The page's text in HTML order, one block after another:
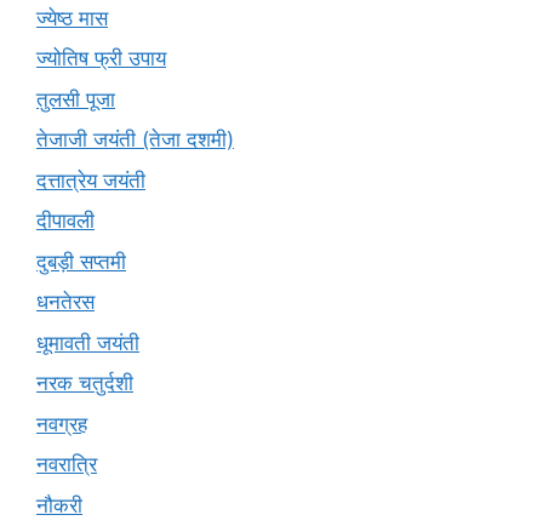
ज्येष्ठ मास
ज्योतिष फ्री उपाय
तुलसी पूजा
तेजाजी जयंती (तेजा दशमी)
दत्तात्रेय जयंती
दीपावली
दुबड़ी सप्तमी
धनतेरस
धूमावती जयंती
नरक चतुर्दशी
नवग्रह
नवरात्रि
नौकरी